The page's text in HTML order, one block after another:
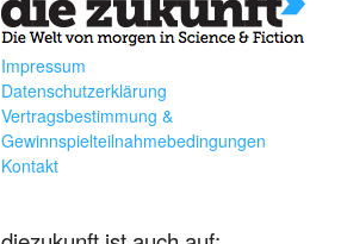
Impressum
Datenschutzerklärung
Vertragsbestimmung &
Gewinnspielteilnahmebedingungen
Kontakt